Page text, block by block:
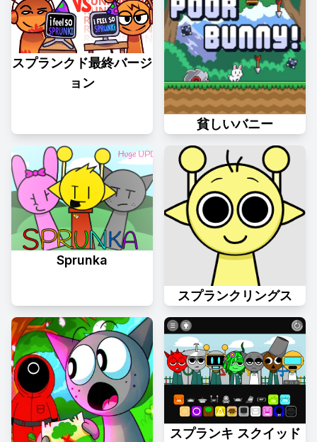
スプランクド最終バージ
ョン
貧しいバニー
Sprunka
スプランクリングス
スプランキ スクイッド